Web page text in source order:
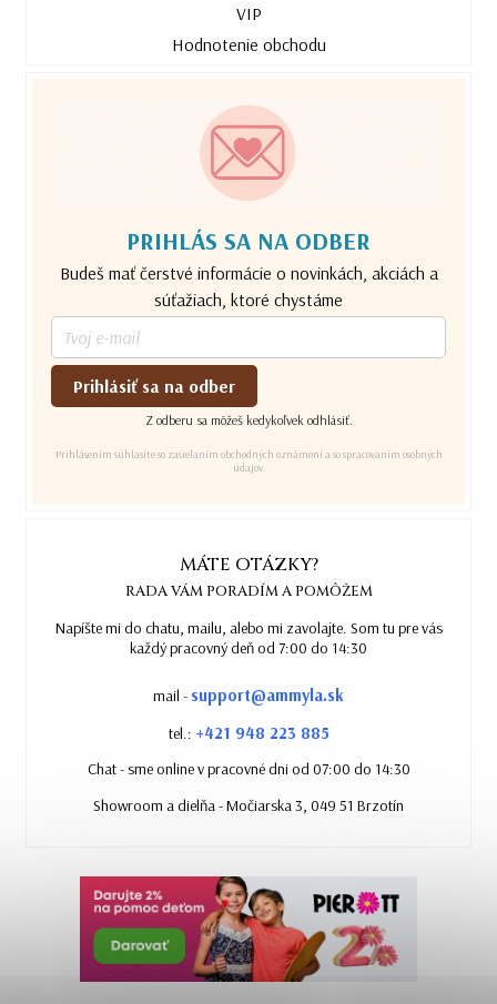
VIP
Hodnotenie obchodu
PRIHLÁS SA NA ODBER
Budeš mať čerstvé informácie o novinkách, akciách a
súťažiach, ktoré chystáme
Prihlásiť sa na odber
Z odberu sa môžeš kedykoľvek odhlásiť.
Prihlásením súhlasíte so zasielaním obchodných oznámení a so spracovaním osobných
údajov.
MÁTE OTÁZKY?
RADA VÁM PORADÍM A POMÔŽEM
Napíšte mi do chatu, mailu, alebo mi zavolajte. Som tu pre vás
každý pracovný deň od 7:00 do 14:30
mail - support@ammyla.sk
tel.: +421 948 223 885
Chat - sme online v pracovné dni od 07:00 do 14:30
Showroom a dielňa - Močiarska 3, 049 51 Brzotín